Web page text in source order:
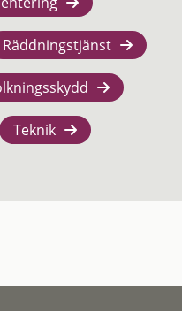
Räddningstjänst
Teknik